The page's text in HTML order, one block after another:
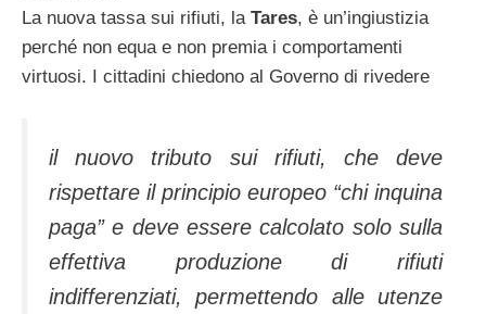
La nuova tassa sui rifiuti, la Tares, è un’ingiustizia
perché non equa e non premia i comportamenti
virtuosi. I cittadini chiedono al Governo di rivedere
il nuovo tributo sui rifiuti, che deve
rispettare il principio europeo “chi inquina
paga” e deve essere calcolato solo sulla
effettiva produzione di rifiuti
indifferenziati, permettendo alle utenze